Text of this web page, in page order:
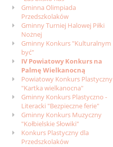
Gminna Olimpiada
Przedszkolaków
Gminny Turniej Halowej Piłki
Nożnej
Gminny Konkurs "Kulturalnym
być"
IV Powiatowy Konkurs na
Palmę Wielkanocną
Powiatowy Konkurs Plastyczny
"Kartka wielkanocna"
Gminny Konkurs Plastyczno -
Literacki "Bezpieczne ferie"
Gminny Konkurs Muzyczny
"Kołbielskie Słowiki"
Konkurs Plastyczny dla
Przedszkolaków